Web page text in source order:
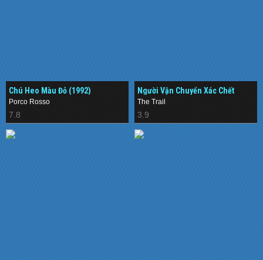
Chú Heo Màu Đỏ (1992)
Porco Rosso
7.8
Người Vận Chuyển Xác Chết
(1983)
The Trail
3.9